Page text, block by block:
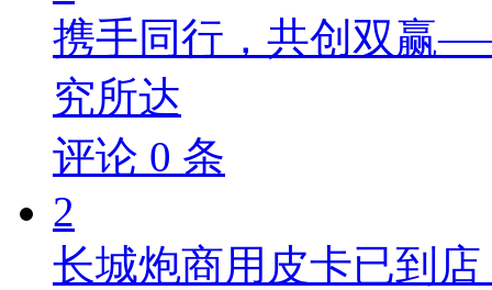
携手同行，共创双赢
究所达
评论 0 条
2
长城炮商用皮卡已到